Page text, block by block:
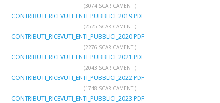
(3074 SCARICAMENTI)
CONTRIBUTI_RICEVUTI_ENTI_PUBBLICI_2019.PDF
(2525 SCARICAMENTI)
CONTRIBUTI_RICEVUTI_ENTI_PUBBLICI_2020.PDF
(2276 SCARICAMENTI)
CONTRIBUTI_RICEVUTI_ENTI_PUBBLICI_2021.PDF
(2043 SCARICAMENTI)
CONTRIBUTI_RICEVUTI_ENTI_PUBBLICI_2022.PDF
(1748 SCARICAMENTI)
CONTRIBUTI_RICEVUTI_ENTI_PUBBLICI_2023.PDF